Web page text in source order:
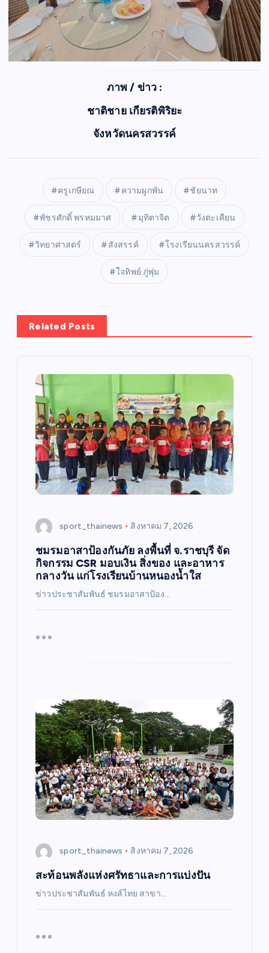
ภาพ / ข่าว :
ชาติชาย เกียรติพิริยะ
จังหวัดนครสวรรค์
ครูเกษียณ ความผูกพัน ชัยนาท
พัชรศักดิ์ พรหมมาศ มุทิตาจิต วังตะเคียน
วิทยาศาสตร์ สังสรรค์ โรงเรียนนครสวรรค์
ใจทิพย์ ภู่พุ่ม
Related Posts
sport_thainews สิงหาคม 7, 2026
ชมรมอาสาป้องกันภัย ลงพื้นที่ จ.ราชบุรี จัด
กิจกรรม CSR มอบเงิน สิ่งของ และอาหาร
กลางวัน แก่โรงเรียนบ้านหนองน้ำใส
ข่าวประชาสัมพันธ์ ชมรมอาสาป้อง…
sport_thainews สิงหาคม 7, 2026
สะท้อนพลังแห่งศรัทธาและการแบ่งปัน
ข่าวประชาสัมพันธ์ หงส์ไทย สาขา…